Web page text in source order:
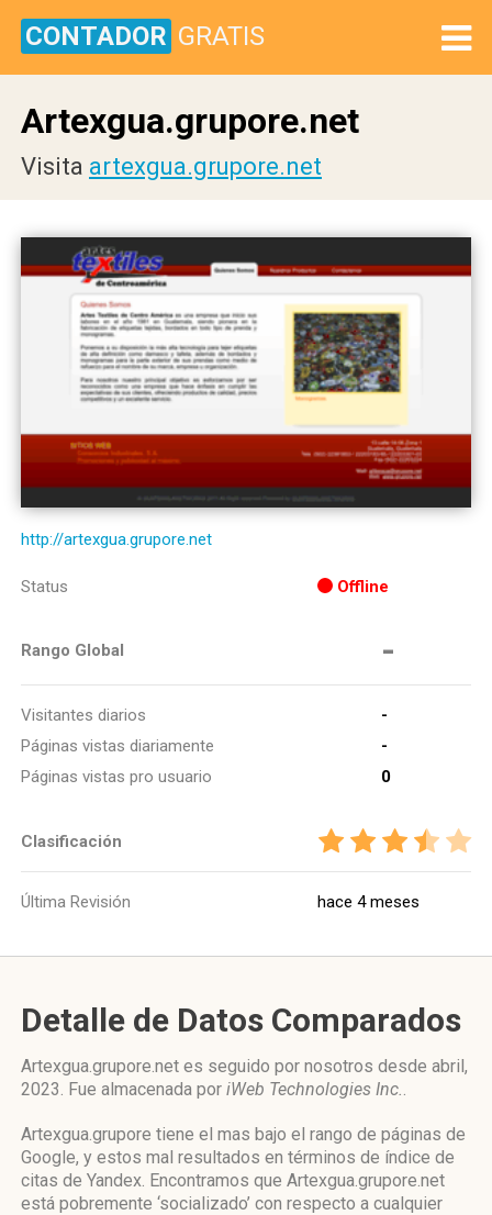
CONTADOR GRATIS
Artexgua.grupore.net
Visita artexgua.grupore.net
http://artexgua.grupore.net
Status Offline
Rango Global -
Visitantes diarios
-
Páginas vistas diariamente
-
Páginas vistas pro usuario
0
Clasificación
Última Revisión hace 4 meses
Detalle de Datos Comparados
Artexgua.grupore.net es seguido por nosotros desde abril,
2023. Fue almacenada por iWeb Technologies Inc..
Artexgua.grupore tiene el mas bajo el rango de páginas de
Google, y estos mal resultados en términos de índice de
citas de Yandex. Encontramos que Artexgua.grupore.net
está pobremente ‘socializado’ con respecto a cualquier